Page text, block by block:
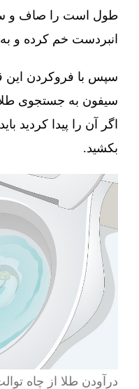
طول است را صاف و
انبردست خم کرده و
سپس با فروکردن
سیفون به جستجوی طلا
اگر آن را پیدا کردید
بکشید.
درآودن طلا از چاه